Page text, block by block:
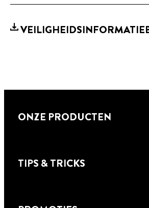
ONZE PRODUCTEN
TIPS & TRICKS